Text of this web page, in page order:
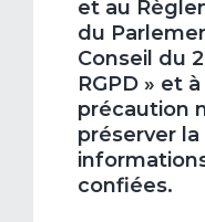
et au
du
Conseil du
RGPD » et
précaution
préserver
confiées.